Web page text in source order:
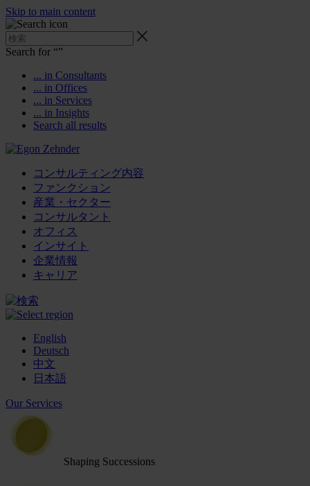
Skip to main content
Search for “”
... in Consultants
... in Offices
... in Services
... in Insights
Search all results
コンサルティング内容
ファンクション
産業・セクター
コンサルタント
オフィス
インサイト
企業情報
キャリア
English
Deutsch
中文
日本語
Our Services
Shaping Successions